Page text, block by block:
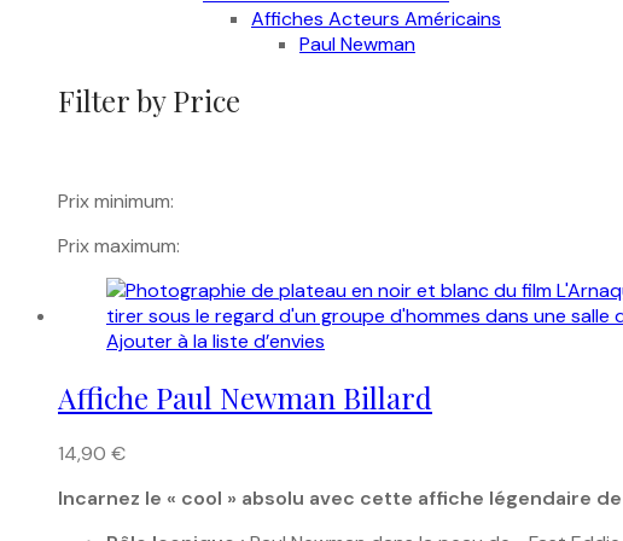
Affiches Acteurs Américains
Paul Newman
Filter by Price
Prix minimum:
Prix maximum:
Ajouter à la liste d’envies
Affiche Paul Newman Billard
14,90 €
Incarnez le « cool » absolu avec cette affiche légendaire de